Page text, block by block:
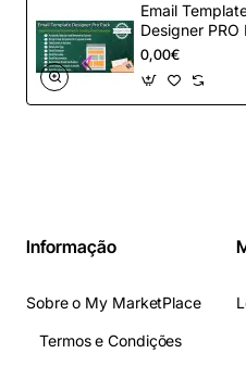
Email
Designer PRO
– Automação
mail definitiva
OpenCart
0,00€
Informação
Sobre o My MarketPlace
Termos e Condições